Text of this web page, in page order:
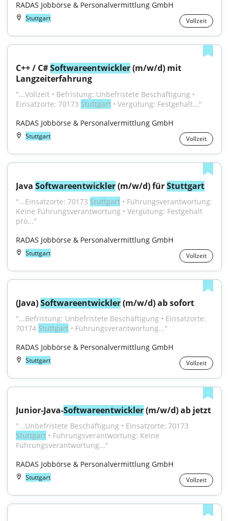
RADAS Jobbörse & Personalvermittlung GmbH
Stuttgart Vollzeit
C++ / C# Softwareentwickler (m/w/d) mit
Langzeiterfahrung
"...Vollzeit • Befristung: Unbefristete Beschäftigung •
Einsatzorte: 70173 Stuttgart • Vergütung: Festgehalt..."
RADAS Jobbörse & Personalvermittlung GmbH
Stuttgart Vollzeit
Java Softwareentwickler (m/w/d) für Stuttgart
"...Einsatzorte: 70173 Stuttgart • Führungsverantwortung:
Keine Führungsverantwortung • Vergütung: Festgehalt
pro..."
RADAS Jobbörse & Personalvermittlung GmbH
Stuttgart Vollzeit
(Java) Softwareentwickler (m/w/d) ab sofort
"...Befristung: Unbefristete Beschäftigung • Einsatzorte:
70174 Stuttgart • Führungsverantwortung..."
RADAS Jobbörse & Personalvermittlung GmbH
Stuttgart Vollzeit
Junior-Java-Softwareentwickler (m/w/d) ab jetzt
Stuttgart • Führungsverantwortung: Keine
Führungsverantwortung..."
RADAS Jobbörse & Personalvermittlung GmbH
Stuttgart Vollzeit